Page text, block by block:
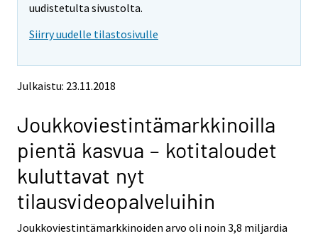
uudistetulta sivustolta.
Siirry uudelle tilastosivulle
Julkaistu: 23.11.2018
Joukkoviestintämarkkinoilla
pientä kasvua – kotitaloudet
kuluttavat nyt
tilausvideopalveluihin
Joukkoviestintämarkkinoiden arvo oli noin 3,8 miljardia